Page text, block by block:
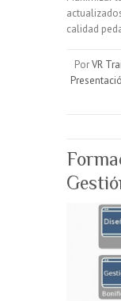
calidad
PorVR